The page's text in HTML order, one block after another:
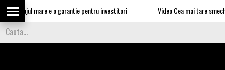
mare e o garantie pentru investitori Video Cea mai tare smecherie